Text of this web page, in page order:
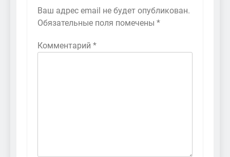
Ваш адрес email не будет опубликован.
Обязательные поля помечены *
Комментарий *